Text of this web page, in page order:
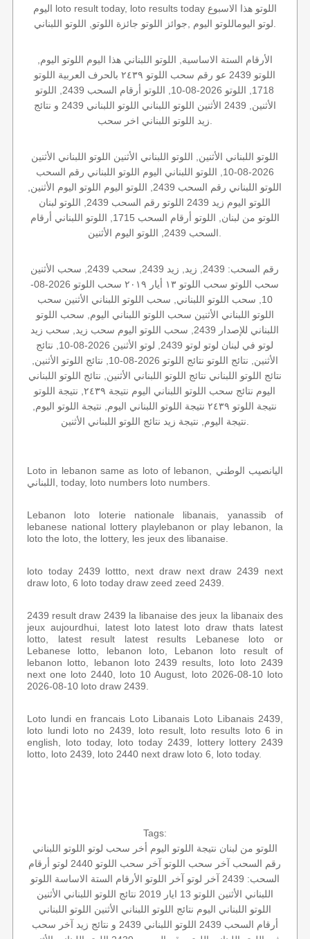
اليوم loto result today, loto results today اللوتو هذا الاسبوع
الأرقام الستة الاساسية, اللوتو اللبناني هذا اليوم اللوتو اليوم,
اللوتو 2439 عو رقم سحب اللوتو ٢٤٣٩ بالحرف العربية اللوتو
1718, اللوتو 2026-08-10, اللوتو أرقام السحب 2439, اللوتو
الأثنين, 2439 الأثنين اللوتو اللبناني اللوتو اللبناني 2439 و نتائج
اللوتو اللبناني الأثنين, اللوتو اللبناني الأثنين اللوتو اللبناني الأثنين
2026-08-10, اللوتو اللبناني اليوم اللوتو اللبناني رقم السحب
اللوتو اللبناني رقم السحب 2439, اللوتو اليوم اللوتو اليوم الأثنين,
اللوتو اليوم زيد 2439 اللوتو رقم السحب 2439, اللوتو لبنان
اللوتو من لبنان, اللوتو أرقام السحب 1715, اللوتو اللبناني أرقام
رقم السحب: 2439, زيد, زيد 2439, سحب 2439, سحب الأثنين
سحب اللوتو سحب اللوتو ١٣ أيار ٢٠١٩ سحب اللوتو 2026-08-
10, سحب اللوتو اللبناني, سحب اللوتو اللبناني الأثنين سحب
اللوتو اللبناني الأثنين سحب اللوتو اللبناني اليوم, سحب اللوتو
اللبناني للإصدار 2439, سحب اللوتو اليوم سحب زيد, سحب زيد
لوتو في لبنان لوتو لوتو 2439, لوتو الأثنين 2026-08-10, نتائج
الأثنين, نتائج اللوتو نتائج اللوتو 2026-08-10, نتائج اللوتو الأثنين,
نتائج اللوتو اللبناني نتائج اللوتو اللبناني الأثنين, نتائج اللوتو اللبناني
اليوم نتائج سحب اللوتو اللبناني اليوم نتيجة ٢٤٣٩, نتيجة اللوتو
نتيجة اللوتو ٢٤٣٩ نتيجة اللوتو اللبناني اليوم, نتيجة اللوتو اليوم,
Loto in lebanon same as loto of lebanon, اليانصيب الوطني
اللبناني, today, loto numbers loto numbers.
Lebanon loto loterie nationale libanais, yanassib of
lebanese national lottery playlebanon or play lebanon, la
loto the loto, the lottery, les jeux des libanaise.
loto today 2439 lottto, next draw next draw 2439 next
draw loto, 6 loto today draw zeed zeed 2439.
2439 result draw 2439 la libanaise des jeux la libanaix des
jeux aujourdhui, latest loto latest loto draw thats latest
lotto, latest result latest results Lebanese loto or
Lebanese lotto, lebanon loto, Lebanon loto result of
lebanon lotto, lebanon loto 2439 results, loto loto 2439
next one loto 2440, loto 10 August, loto 2026-08-10 loto
2026-08-10 loto draw 2439.
Loto lundi en francais Loto Libanais Loto Libanais 2439,
loto lundi loto no 2439, loto result, loto results loto 6 in
english, loto today, loto today 2439, lottery lottery 2439
lotto, loto 2439, loto 2440 next draw loto 6, loto today.
Tags:
اللوتو من لبنان نتيجة اللوتو اليوم أخر سحب لوتو اللوتو اللبناني
رقم السحب آخر سحب اللوتو آخر سحب اللوتو 2440 لوتو أرقام
السحب: 2439
آخر لوتو آخر اللوتو الأرقام الستة الاساسة اللوتو
اللبناني الأثنين اللوتو 13 ايار 2019
نتائج اللوتو اللبناني الأثنين
اللوتو اللبناني اليوم نتائج اللوتو اللبناني الأثنين اللوتو اللبناني
أرقام السحب 2439
اللوتو اللبناني 2439 و نتائج زيد
آخر سحب